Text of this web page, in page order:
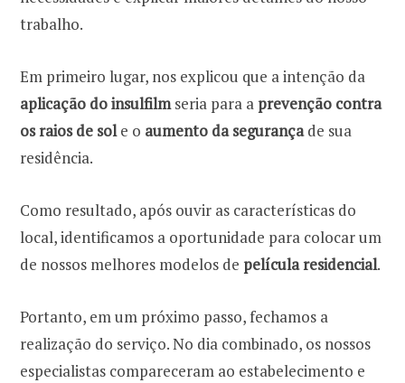
trabalho.
Em primeiro lugar, nos explicou que a intenção da
aplicação do insulfilmseria para a prevenção contra
os raios de sole o aumento da segurançade sua
residência.
Como resultado, após ouvir as características do
local, identificamos a oportunidade para colocar um
de nossos melhores modelos de película residencial.
Portanto, em um próximo passo, fechamos a
realização do serviço. No dia combinado, os nossos
especialistas compareceram ao estabelecimento e